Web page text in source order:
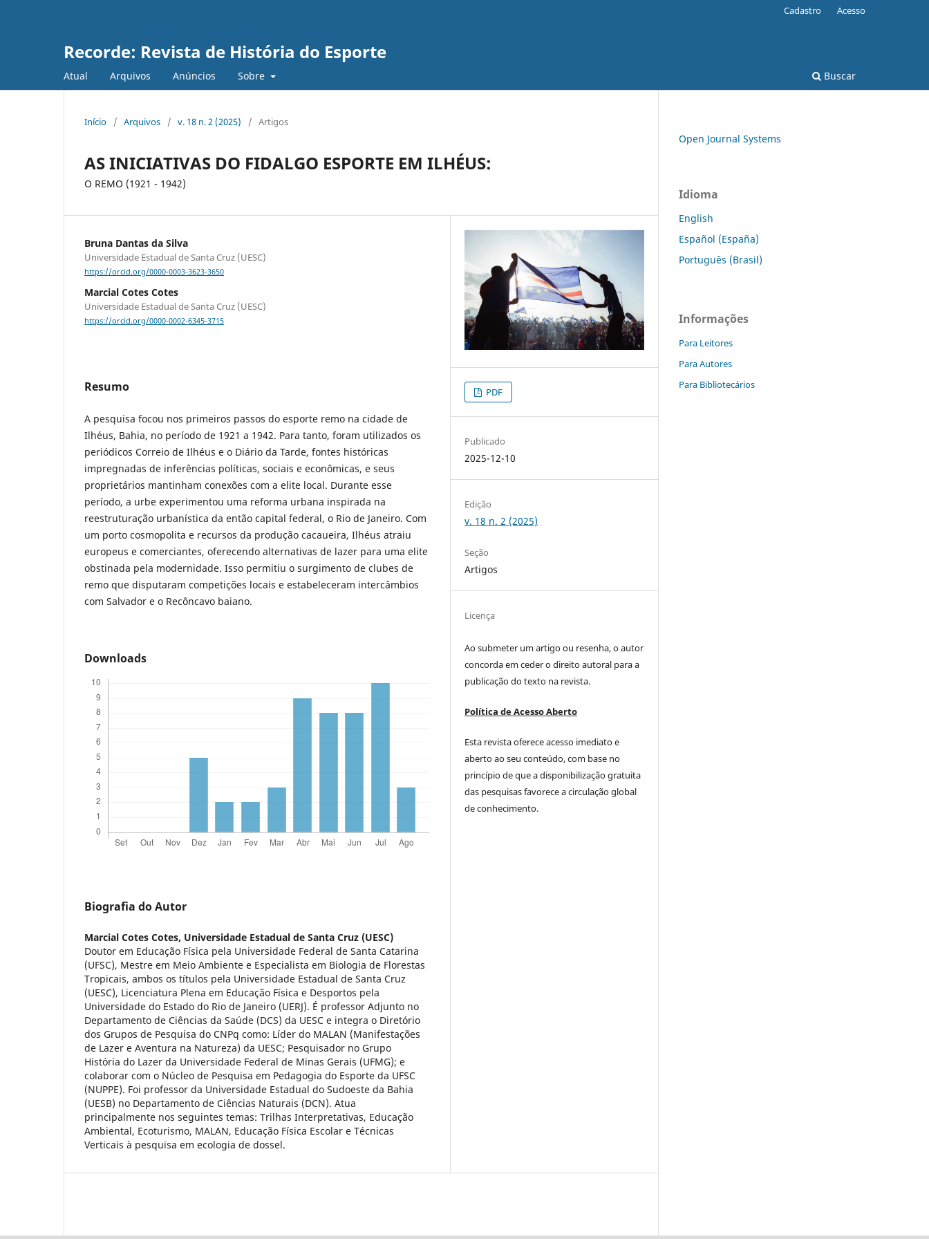
Recorde: Revista de História do Esporte
Atual Arquivos Anúncios Sobre Buscar
Cadastro Acesso
Início / Arquivos / v. 18 n. 2 (2025) / Artigos
AS INICIATIVAS DO FIDALGO ESPORTE EM ILHÉUS:
O REMO (1921 - 1942)
Bruna Dantas da Silva
Universidade Estadual de Santa Cruz (UESC)
https://orcid.org/0000-0003-3623-3650
Marcial Cotes Cotes
Universidade Estadual de Santa Cruz (UESC)
https://orcid.org/0000-0002-6345-3715
Resumo
A pesquisa focou nos primeiros passos do esporte remo na cidade de
Ilhéus, Bahia, no período de 1921 a 1942. Para tanto, foram utilizados os
periódicos Correio de Ilhéus e o Diário da Tarde, fontes históricas
impregnadas de inferências políticas, sociais e econômicas, e seus
proprietários mantinham conexões com a elite local. Durante esse
período, a urbe experimentou uma reforma urbana inspirada na
reestruturação urbanística da então capital federal, o Rio de Janeiro. Com
um porto cosmopolita e recursos da produção cacaueira, Ilhéus atraiu
europeus e comerciantes, oferecendo alternativas de lazer para uma elite
obstinada pela modernidade. Isso permitiu o surgimento de clubes de
remo que disputaram competições locais e estabeleceram intercâmbios
com Salvador e o Recôncavo baiano.
Downloads
Biografia do Autor
Marcial Cotes Cotes, Universidade Estadual de Santa Cruz (UESC)
Doutor em Educação Física pela Universidade Federal de Santa Catarina
(UFSC), Mestre em Meio Ambiente e Especialista em Biologia de Florestas
Tropicais, ambos os títulos pela Universidade Estadual de Santa Cruz
(UESC), Licenciatura Plena em Educação Física e Desportos pela
Universidade do Estado do Rio de Janeiro (UERJ). É professor Adjunto no
Departamento de Ciências da Saúde (DCS) da UESC e integra o Diretório
dos Grupos de Pesquisa do CNPq como: Líder do MALAN (Manifestações
de Lazer e Aventura na Natureza) da UESC; Pesquisador no Grupo
História do Lazer da Universidade Federal de Minas Gerais (UFMG); e
colaborar com o Núcleo de Pesquisa em Pedagogia do Esporte da UFSC
(NUPPE). Foi professor da Universidade Estadual do Sudoeste da Bahia
(UESB) no Departamento de Ciências Naturais (DCN). Atua
principalmente nos seguintes temas: Trilhas Interpretativas, Educação
Ambiental, Ecoturismo, MALAN, Educação Física Escolar e Técnicas
Verticais à pesquisa em ecologia de dossel.
PDF
Publicado
2025-12-10
Edição
v. 18 n. 2 (2025)
Seção
Artigos
Licença
Ao submeter um artigo ou resenha, o autor
concorda em ceder o direito autoral para a
publicação do texto na revista.
Política de Acesso Aberto
Esta revista oferece acesso imediato e
aberto ao seu conteúdo, com base no
princípio de que a disponibilização gratuita
das pesquisas favorece a circulação global
de conhecimento.
Open Journal Systems
Idioma
English
Español (España)
Português (Brasil)
Informações
Para Leitores
Para Autores
Para Bibliotecários